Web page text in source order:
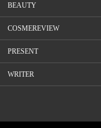
BEAUTY
COSMEREVIEW
PRESENT
WRITER